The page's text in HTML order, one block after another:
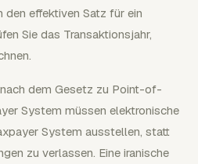
den effektiven Satz für ein
Sie das Transaktionsjahr,
dem Gesetz zu Point-of-
System müssen elektronische
System ausstellen, statt
zu verlassen. Eine iranische